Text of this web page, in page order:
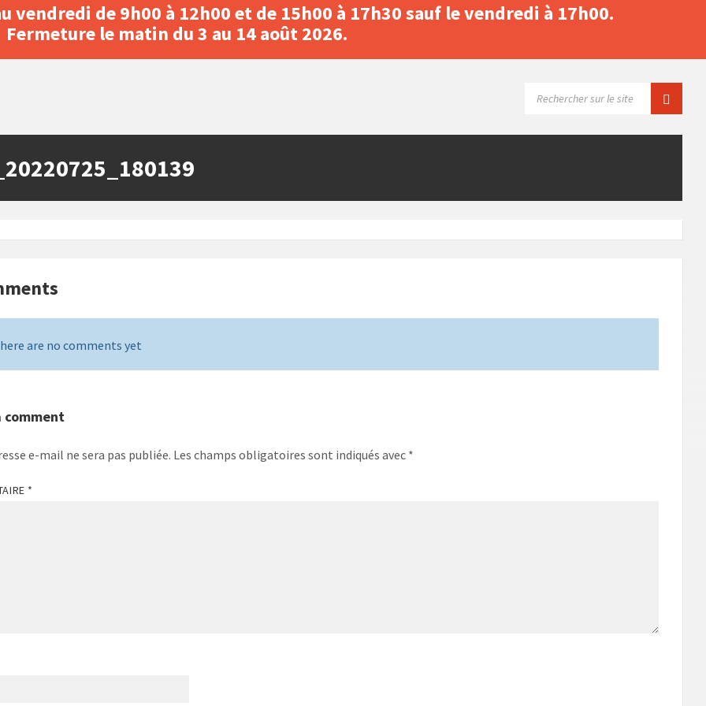
vendredi de 9h00 à 12h00 et de 15h00 à 17h30 sauf le vendredi à 17h00.
Fermeture le matin du 3 au 14 août 2026.
are no comments yet
comment
e-mail ne sera pas publiée. Les champs obligatoires sont indiqués avec *
*